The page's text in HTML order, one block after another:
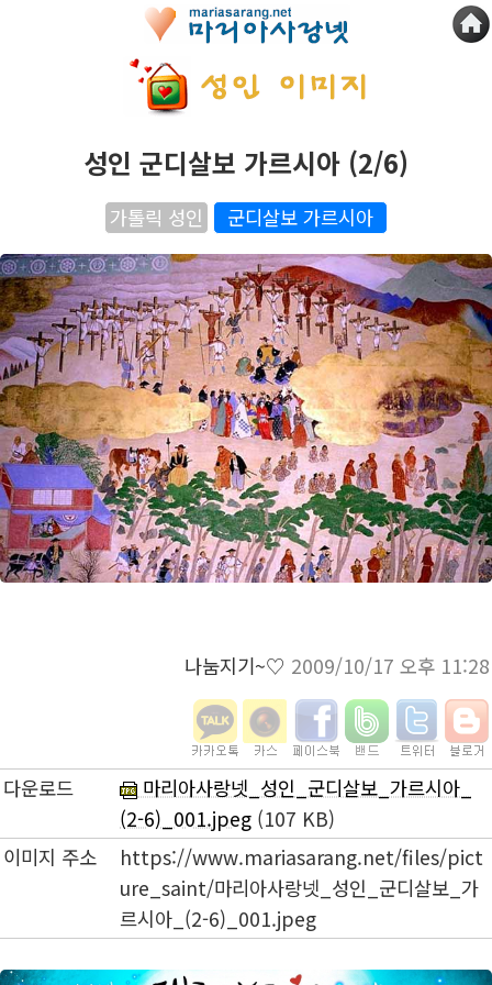
성인 군디살보 가르시아 (2/6)
가톨릭 성인 군디살보 가르시아
나눔지기~♡ 2009/10/17 오후 11:28
다운로드
마리아사랑넷_성인_군디살보_가르시아_
(2-6)_001.jpeg (107 KB)
이미지 주소
https://www.mariasarang.net/files/pict
ure_saint/마리아사랑넷_성인_군디살보_가
르시아_(2-6)_001.jpeg